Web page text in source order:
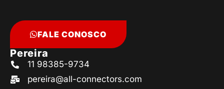
FALE CONOSCO
Pereira
11 98385-9734
pereira@all-connectors.com